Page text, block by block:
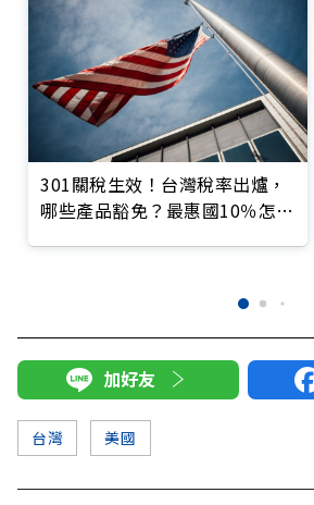
301關稅生效！台灣稅率出爐，
哪些產品豁免？最惠國10％怎麼
加好友
台灣 美國